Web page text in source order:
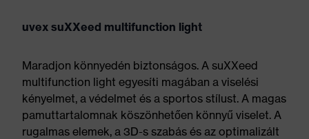
uvex suXXeed multifunction light
Maradjon könnyedén biztonságos. A suXXeed
multifunction light egyesíti magában a viselési
kényelmet, a védelmet és a sportos stílust. A magas
pamuttartalomnak köszönhetően könnyű viselet. A
rugalmas elemek, a 3D-s szabás és az optimalizált